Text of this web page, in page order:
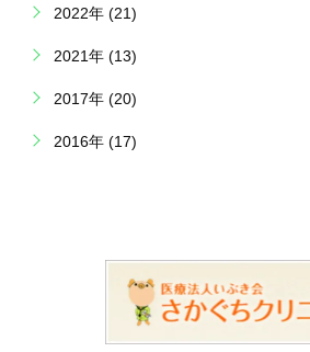
2022年 (21)
2021年 (13)
2017年 (20)
2016年 (17)